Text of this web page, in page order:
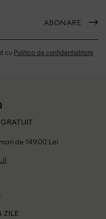
ABONARE
cu Politica de confidentialitate
de 149.00 Lei
ZILE